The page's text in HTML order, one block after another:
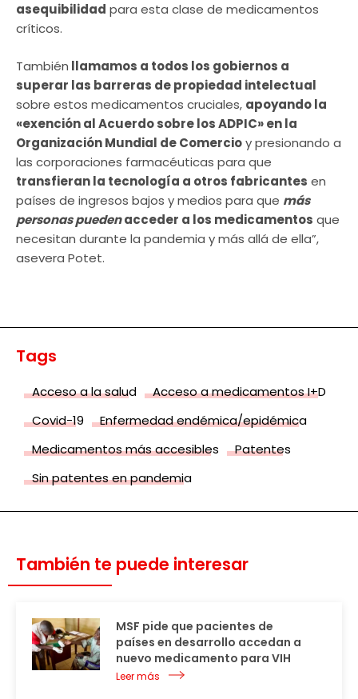
asequibilidad para esta clase de medicamentos
críticos.
También llamamos a todos los gobiernos a
superar las barreras de propiedad intelectual
sobre estos medicamentos cruciales, apoyando la
«exención al Acuerdo sobre los ADPIC» en la
Organización Mundial de Comercioy presionando a
las corporaciones farmacéuticas para que
transfieran la tecnología a otros fabricantes en
países de ingresos bajos y medios para que más
personas puedenacceder a los medicamentos que
necesitan durante la pandemia y más allá de ella”,
asevera Potet.
Tags
Acceso a la salud
Acceso a medicamentos I+D
Covid-19
Enfermedad endémica/epidémica
Medicamentos más accesibles
Patentes
Sin patentes en pandemia
También te puede interesar
MSF pide que pacientes de
países en desarrollo accedan a
nuevo medicamento para VIH
Leer más